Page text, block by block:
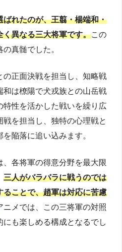
れたのが、王翦・楊端和・
く異なる三大将軍です。この
真髄でした。
正面決戦を担当し、知略戦
は橑陽で犬戎族との山岳戦
特性を活かした戦いを繰り広
を担当し、独特の心理戦と
陥落に追い込みます。
、各将軍の得意分野を最大限
三人がバラバラに戦うのでは
ことで、趙軍は対応に苦慮
ニメでは、この三将軍の対照
も楽しめる構成となるでし